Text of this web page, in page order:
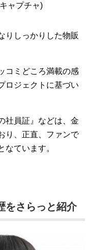
ャプチャ)
りしっかりした物販
コミどころ満載の感
ロジェクトに基づい
社員証』などは、金
り、正直、ファンで
なています。
をさらっと紹介